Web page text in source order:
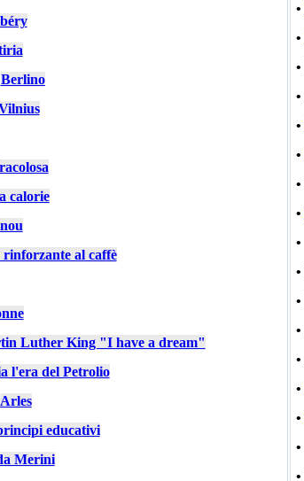
Berlino
calorie
al caffè
Luther King "I have a dream"
l'era del Petrolio
Arles
educativi
Merini
•
•
•
•
•
•
•
•
•
•
•
•
•
•
•
•
•